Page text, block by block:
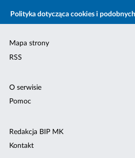
Polityka dotycząca cookies i
Mapa strony
RSS
O serwisie
Pomoc
Redakcja BIP MK
Kontakt